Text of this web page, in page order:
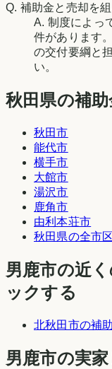
Q. 補助金と売却を
A. 制度によっ
件があります
の交付要綱と
い。
秋田県の補
秋田市
能代市
横手市
大館市
湯沢市
鹿角市
由利本荘市
秋田県の全市
男鹿市の近
ックする
北秋田市の補
男鹿市の実